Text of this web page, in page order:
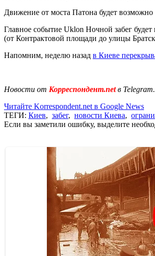
Движение от моста Патона будет возможно
Главное событие Uklon Ночной забег
(от Контрактовой площади до улицы
Напомним, неделю назад в Киеве
Новости от Корреспондент.netв
Читайте Korrespondent.net в Google News
ТЕГИ: Киев, забег, новости Киева,
Если вы заметили ошибку, выделите